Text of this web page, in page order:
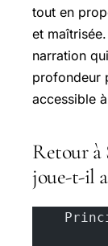
tout en
et
narration
profondeur
accessible
Retour
joue-t-il